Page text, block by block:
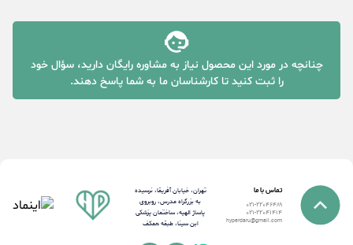
چنانچه در مورد این محصول نیاز به مشاوره رایگان دارید، سؤال خود
را ثبت کنید تا کارشناسان ما به شما پاسخ دهند.
تماس با ما
021-22046489
021-22041414
hyperdaru@gmail.com
تهران، خیابان آفریقا، نرسیده
به بزرگراه مدرس، روبروی
پاساژ الهیه، ساختمان پزشکی
ابن سینا، طبقه همکف